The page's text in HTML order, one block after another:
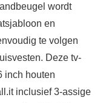
wordt
en
te volgen
Deze tv-
inch houten
inclusief 3-assige